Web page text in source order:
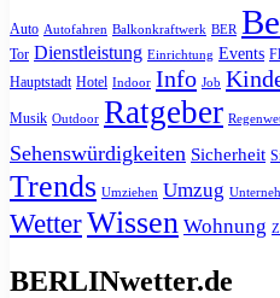
Auto Autofahren Balkonkraftwerk BER
Tor Dienstleistung Einrichtung Events
Hauptstadt Hotel Indoor Info Job
Musik Outdoor Ratgeber
Sehenswürdigkeiten Sicherheit
Trends Umziehen Umzug
WetterWissen Wohnung
BERLINwetter.de